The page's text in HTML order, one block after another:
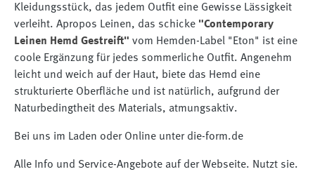
Kleidungsstück, das jedem Outfit eine Gewisse Lässigkeit
verleiht. Apropos Leinen, das schicke "Contemporary
Leinen Hemd Gestreift" vom Hemden-Label "Eton" ist eine
coole Ergänzung für jedes sommerliche Outfit. Angenehm
leicht und weich auf der Haut, biete das Hemd eine
strukturierte Oberfläche und ist natürlich, aufgrund der
Naturbedingtheit des Materials, atmungsaktiv.
Bei uns im Laden oder Online unter die-form.de
Alle Info und Service-Angebote auf der Webseite. Nutzt sie.